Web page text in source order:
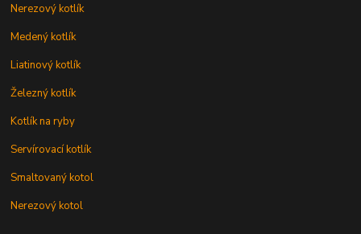
Nerezový kotlík
Medený kotlík
Liatinový kotlík
Železný kotlík
Kotlík na ryby
Servírovací kotlík
Smaltovaný kotol
Nerezový kotol